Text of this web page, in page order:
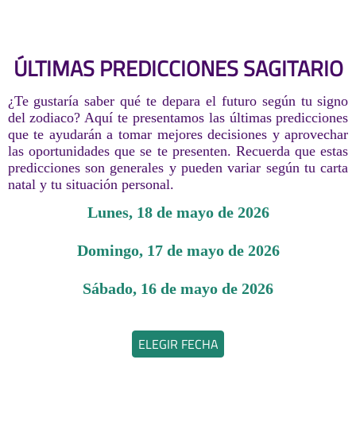
ÚLTIMAS PREDICCIONES SAGITARIO
¿Te gustaría saber qué te depara el futuro según tu signo
del zodiaco? Aquí te presentamos las últimas predicciones
que te ayudarán a tomar mejores decisiones y aprovechar
las oportunidades que se te presenten. Recuerda que estas
predicciones son generales y pueden variar según tu carta
natal y tu situación personal.
lunes, 18 de mayo de 2026
domingo, 17 de mayo de 2026
sábado, 16 de mayo de 2026
ELEGIR FECHA